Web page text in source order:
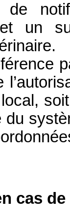
un
du
cas